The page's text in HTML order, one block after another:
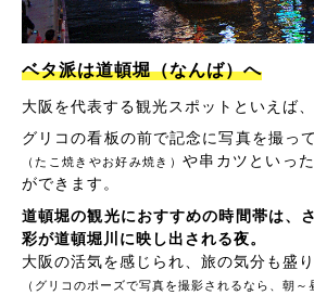
ベタ派は道頓堀（なんば）へ
大阪を代表する観光スポットといえば、
グリコの看板の前で記念に写真を撮っ
（たこ焼きやお好み焼き） や串カツといっ
ができます。
道頓堀の観光におすすめの時間帯は、
彩が道頓堀川に映し出される夜。
大阪の活気を感じられ、旅の気分も盛り
（グリコのポーズで写真を撮影されるなら、朝～